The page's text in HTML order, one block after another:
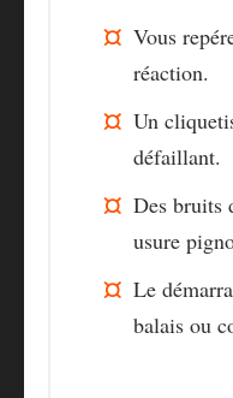
Vous
réaction.
Un
défaillant.
Des bruits
usure
Le
balais ou